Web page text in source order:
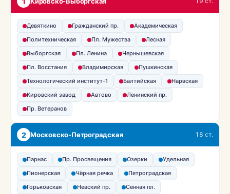
Девяткино Гражданский пр.
Академическая
Политехническая
Пл. Мужества
Лесная
Выборгская
Пл. Ленина
Чернышевская
Пл. Восстания
Владимирская
Пушкинская
Технологический институт-1
Балтийская
Нарвская
Кировский завод
Автово
Ленинский пр.
Пр. Ветеранов
2 Московско-Петроградская 18 ст.
Парнас Пр. Просвещения Озерки
Удельная
Пионерская
Чёрная речка
Петроградская
Горьковская
Невский пр.
Сенная пл.